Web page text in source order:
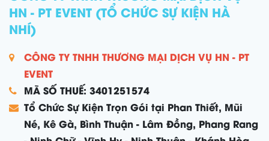
HN - PT EVENT (TỔ CHỨC SỰ KIỆN HÀ
NHÍ)
CÔNG TY TNHH THƯƠNG MẠI DỊCH VỤ HN - PT
EVENT
MÃ SỐ THUẾ: 3401251574
Tổ Chức Sự Kiện Trọn Gói tại Phan Thiết, Mũi
Né, Kê Gà, Bình Thuận - Lâm Đồng, Phang Rang